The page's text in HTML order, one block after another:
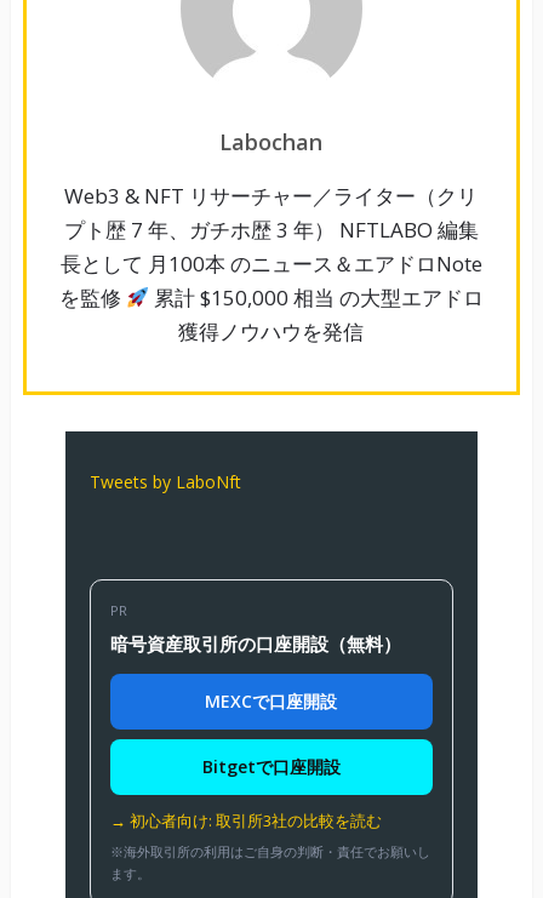
Labochan
Web3 & NFT リサーチャー／ライター（クリ
プト歴 7 年、ガチホ歴 3 年） NFTLABO 編集
長として 月100本 のニュース＆エアドロNote
を監修
累計 $150,000 相当 の大型エアドロ
獲得ノウハウを発信
Tweets by LaboNft
PR
暗号資産取引所の口座開設（無料）
MEXCで口座開設
Bitgetで口座開設
→ 初心者向け: 取引所3社の比較を読む
※海外取引所の利用はご自身の判断・責任でお願いし
ます。